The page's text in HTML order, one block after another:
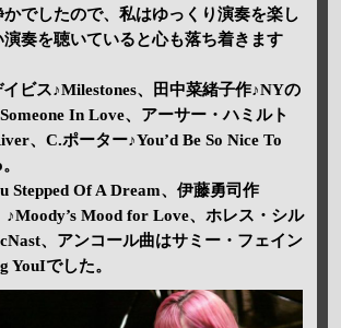
かでしたので、私はゆっくり演奏を楽し
奏を聴いていると心も落ち着きます
ビス♪Milestones、田中菜緒子作♪NYの
In Love、アーサー・ハミルト
、C.ポーター♪You’d Be So Nice To
Stepped Of A Dream、伊藤勇司作
♪Moody’s Mood for Love、ホレス・シル
、アンコール曲はサミー・フェイン
YouIでした。